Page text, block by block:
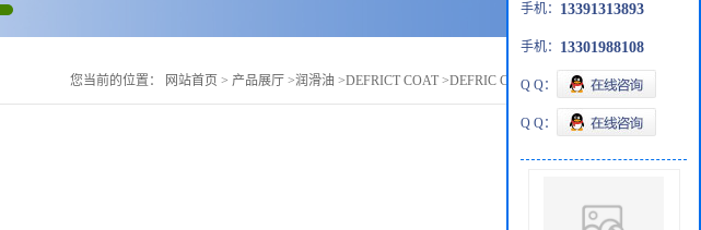
您当前的位置： 网站首页 > 产品展厅 >润滑油 >DEFRICT COAT >DEFRIC COAT MC-49GB
手机： 13391313893
手机： 13301988108
Q Q：
Q Q：